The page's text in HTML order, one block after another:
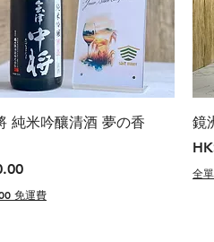
純米吟釀清酒 夢の香
免運費
鏡
價
全